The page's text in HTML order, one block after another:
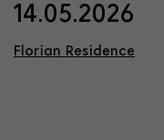
14.05.2026
Florian Residence